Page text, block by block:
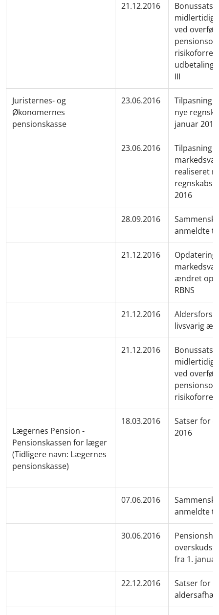
21.12.2016
midlertidig
ved
III
Juristernes- og
Økonomernes
pensionskasse
23.06.2016
Tilpasning
nye
januar
23.06.2016
Tilpasning
realiseret
2016
28.09.2016
anmeldte
21.12.2016
Opdatering
ændret
RBNS
21.12.2016
livsvarig
21.12.2016
midlertidig
ved
Lægernes Pension -
Pensionskassen for læger
(Tidligere navn: Lægernes
pensionskasse)
18.03.2016
Satser for
2016
07.06.2016
anmeldte
30.06.2016
fra 1.
22.12.2016
Satser for